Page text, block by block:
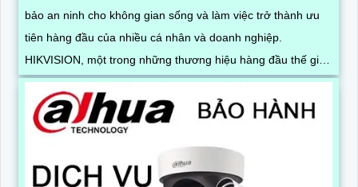
bảo an ninh cho không gian sống và làm việc trở thành ưu
tiên hàng đầu của nhiều cá nhân và doanh nghiệp.
HIKVISION, một trong những thương hiệu hàng đầu thế giới
về giải pháp camera giám sát, không chỉ cung cấp các sản
phẩm chất lượng mà còn cam kết mang đến dịch vụ bảo
hành tận nơi tiện lợi và nhanh chóng thông qua đối tác phân